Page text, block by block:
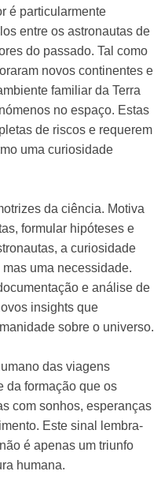
é particularmente
entre os astronautas de
do passado. Tal como
novos continentes e
familiar da Terra
no espaço. Estas
de riscos e requerem
uma curiosidade
da ciência. Motiva
formular hipóteses e
a curiosidade
uma necessidade.
e análise de
insights que
sobre o universo.
das viagens
da formação que os
com sonhos, esperanças
Este sinal lembra-
é apenas um triunfo
humana.